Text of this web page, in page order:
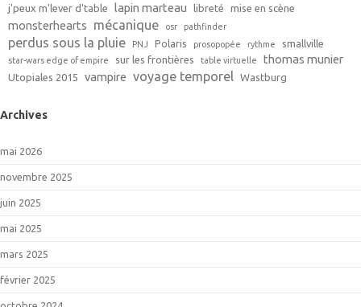
j'peux m'lever d'table
lapin marteau libreté mise en scène
monsterhearts mécanique osr pathfinder
perdus sous la pluie PNJ Polaris prosopopée rythme smallville
star-wars edge of empire sur les frontières table virtuelle thomas munier
Utopiales 2015 vampire voyage temporel Wastburg
Archives
mai 2026
novembre 2025
juin 2025
mai 2025
mars 2025
février 2025